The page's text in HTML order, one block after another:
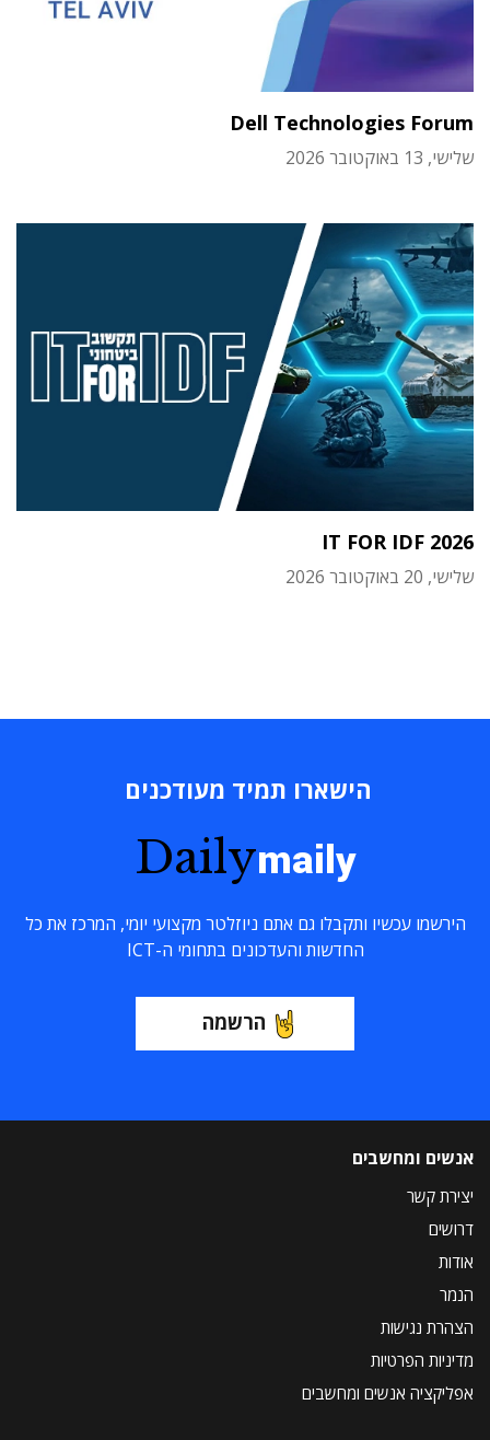
Dell Technologies Forum
שלישי, 13 באוקטובר 2026
IT FOR IDF 2026
שלישי, 20 באוקטובר 2026
הישארו תמיד מעודכנים
Dailymaily
הירשמו עכשיו ותקבלו גם אתם ניוזלטר מקצועי יומי, המרכז את כל
החדשות והעדכונים בתחומי ה-ICT
הרשמה
אנשים ומחשבים
יצירת קשר
דרושים
אודות
הנמר
הצהרת נגישות
מדיניות הפרטיות
אפליקציה אנשים ומחשבים